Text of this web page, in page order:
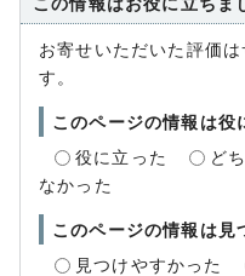
お寄せいただいた評価
す。
このページの情報は役
役に立った
ど
なかった
このページの情報は見
見つけやすかった